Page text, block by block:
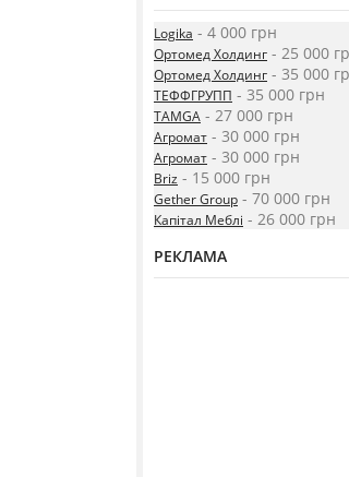
Logika - 4 000 грн
Ортомед Холдинг - 25 000
Ортомед Холдинг - 35 000
ТЕФФГРУПП - 35 000 грн
TAMGA - 27 000 грн
Агромат - 30 000 грн
Агромат - 30 000 грн
Briz - 15 000 грн
Gether Group - 70 000 грн
Капітал Меблі - 26 000 грн
РЕКЛАМА